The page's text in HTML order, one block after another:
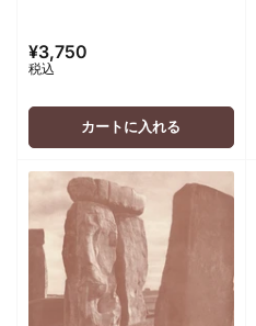
通
常
価
¥3,750
税込
カートに入れる